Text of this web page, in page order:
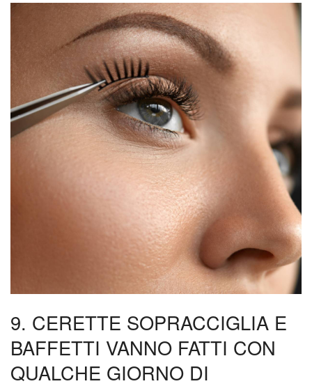
9. CERETTE SOPRACCIGLIA E
BAFFETTI VANNO FATTI CON
QUALCHE GIORNO DI